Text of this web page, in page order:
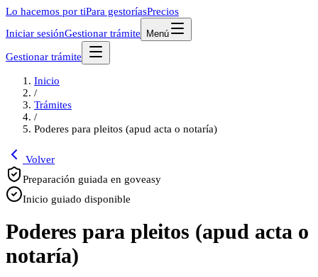
Lo hacemos por tiPara gestoríasPrecios
Iniciar sesiónGestionar trámite Menú
Gestionar trámite
Inicio
/
Trámites
/
Poderes para pleitos (apud acta o notaría)
Volver
Preparación guiada en goveasy
Inicio guiado disponible
Poderes para pleitos (apud acta o
notaría)